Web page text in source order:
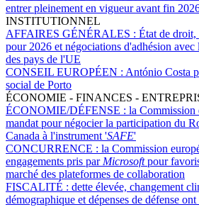
entrer pleinement en vigueur avant fin
INSTITUTIONNEL
AFFAIRES GÉNÉRALES : État de
pour 2026 et négociations d'adhésion
des pays de l'UE
CONSEIL EUROPÉEN : António Costa
social de Porto
ÉCONOMIE - FINANCES -
ÉCONOMIE/DÉFENSE : la Commission
mandat pour négocier la participation du
Canada à l'instrument 'SAFE'
CONCURRENCE : la Commission
engagements pris par Microsoftpour
marché des plateformes de collaboration
FISCALITÉ : dette élevée, changement
démographique et dépenses de défense